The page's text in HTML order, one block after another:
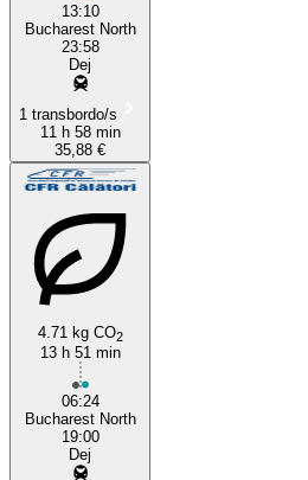
13:10
Bucharest North
23:58
Dej
1 transbordo/s
11 h 58 min
35,88 €
4.71 kg CO2
13 h 51 min
06:24
Bucharest North
19:00
Dej